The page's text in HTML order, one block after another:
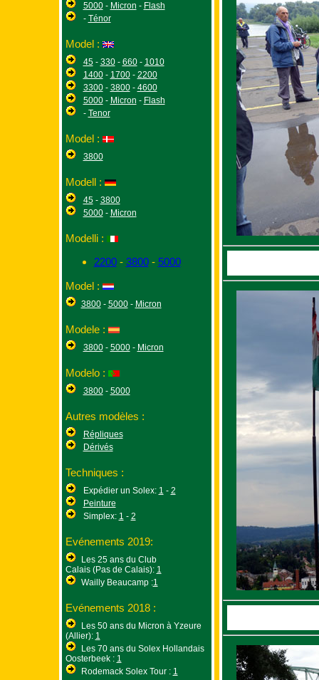
5000- Micron - Flash
- Ténor
Model :
45- 330- 660- 1010
1400- 1700- 2200
3300- 3800- 4600
5000- Micron - Flash
- Tenor
Model :
3800
Modell :
45- 3800
5000- Micron
Modelli :
2200- 3800- 5000
Model :
3800- 5000- Micron
Modele :
3800- 5000- Micron
Modelo :
3800- 5000
Autres modèles :
Répliques
Dérivés
Techniques :
Expédier un Solex: 1 - 2
Peinture
Simplex: 1 - 2
Evénements 2019:
Les 25 ans du Club
Calais (Pas de Calais): 1
Wailly Beaucamp :1
Evénements 2018 :
Les 50 ans du Micron à Yzeure
(Allier): 1
Les 70 ans du Solex Hollandais
Oosterbeek : 1
Rodemack Solex Tour : 1